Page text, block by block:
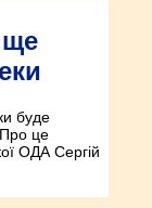
ще
буде
це
ОДА Сергій